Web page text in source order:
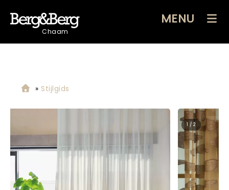
Chaam
MENU
» Stijlgids
2 / 2